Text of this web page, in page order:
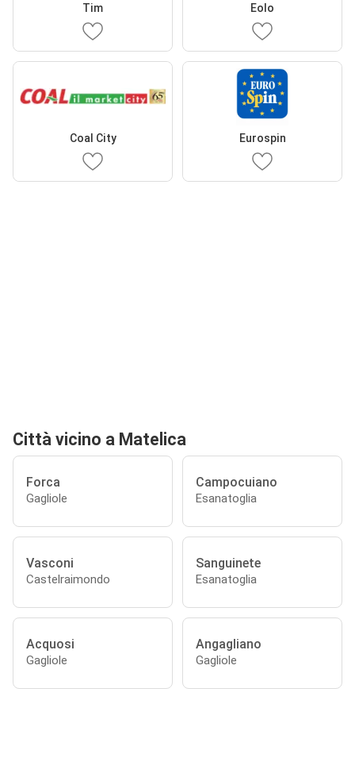
Tim Eolo
Coal City Eurospin
Città vicino a Matelica
Forca
Gagliole
Campocuiano
Esanatoglia
Vasconi
Castelraimondo
Sanguinete
Esanatoglia
Acquosi
Gagliole
Angagliano
Gagliole